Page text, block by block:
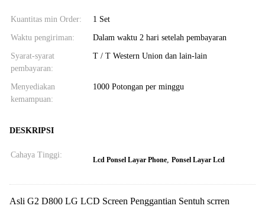
Kuantitas min Order: 1 Set
Waktu pengiriman: Dalam waktu 2 hari setelah pembayaran
Syarat-syarat
pembayaran:
T / T Western Union dan lain-lain
Menyediakan
kemampuan:
1000 Potongan per minggu
DESKRIPSI
Cahaya Tinggi:
Lcd Ponsel Layar Phone, Ponsel Layar Lcd
Asli G2 D800 LG LCD Screen Penggantian Sentuh scrren